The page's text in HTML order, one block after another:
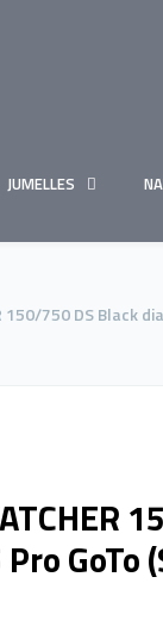
JUMELLES
150/750 DS Black
GoTo